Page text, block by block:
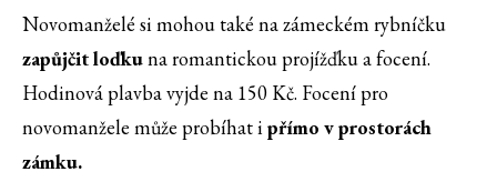
Novomanželé si mohou také na zámeckém rybníčku
zapůjčit loďkuna romantickou projížďku a focení.
Hodinová plavba vyjde na 150 Kč. Focení pro
novomanžele může probíhat ipřímo v prostorách
zámku.